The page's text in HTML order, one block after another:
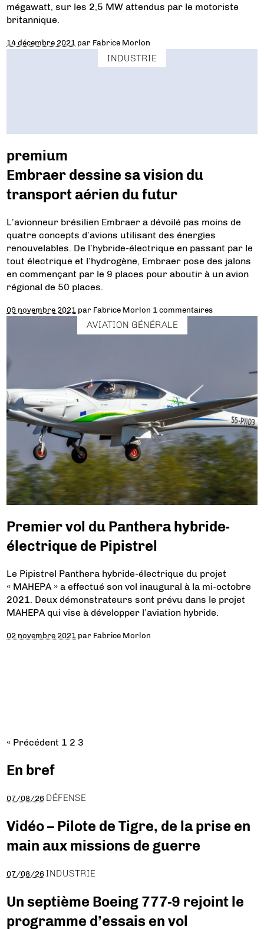
mégawatt, sur les 2,5 MW attendus par le motoriste
britannique.
14 décembre 2021 par Fabrice Morlon
INDUSTRIE
premium
Embraer dessine sa vision du
transport aérien du futur
L’avionneur brésilien Embraer a dévoilé pas moins de
quatre concepts d’avions utilisant des énergies
renouvelables. De l’hybride-électrique en passant par le
tout électrique et l’hydrogène, Embraer pose des jalons
en commençant par le 9 places pour aboutir à un avion
régional de 50 places.
09 novembre 2021 par Fabrice Morlon 1 commentaires
AVIATION GÉNÉRALE
Premier vol du Panthera hybride-
électrique de Pipistrel
Le Pipistrel Panthera hybride-électrique du projet
« MAHEPA » a effectué son vol inaugural à la mi-octobre
2021. Deux démonstrateurs sont prévu dans le projet
MAHEPA qui vise à développer l’aviation hybride.
02 novembre 2021 par Fabrice Morlon
« Précédent 1 2 3
En bref
07/08/26 DÉFENSE
Vidéo – Pilote de Tigre, de la prise en
main aux missions de guerre
07/08/26 INDUSTRIE
Un septième Boeing 777-9 rejoint le
programme d’essais en vol